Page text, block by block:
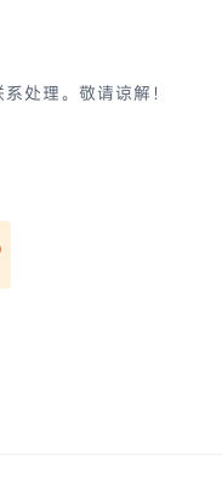
处理。敬请谅解！